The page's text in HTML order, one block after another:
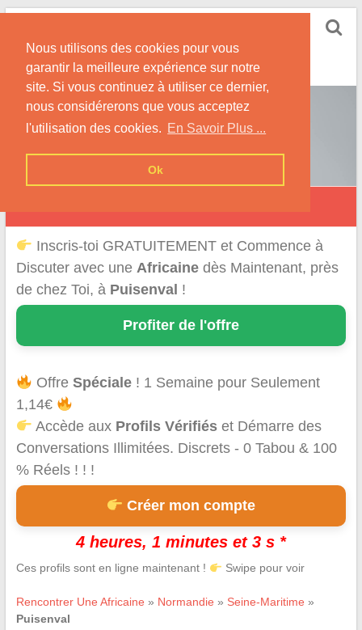
Nous utilisons des cookies pour vous
garantir la meilleure expérience sur notre
site. Si vous continuez à utiliser ce dernier,
nous considérerons que vous acceptez
l'utilisation des cookies. En Savoir Plus ...
Ok
Skip
content
Conseils et Infos pour la Rencontre d'une Belle
Africaine !
Inscris-toi GRATUITEMENT et Commence à
Discuter avec une Africainedès Maintenant, près
de chez Toi, à Puisenval !
Profiter de l'offre
OffreSpéciale ! 1 Semaine pour Seulement
1,14€
Accède aux Profils Vérifiés et Démarre des
Conversations Illimitées. Discrets - 0 Tabou & 100
% Réels ! ! !
Créer mon compte
4 heures, 1 minutes et 3 s *
Ces profils sont en ligne maintenant ! Swipe pour voir
Rencontrer Une Africaine » Normandie » Seine-Maritime »
Puisenval